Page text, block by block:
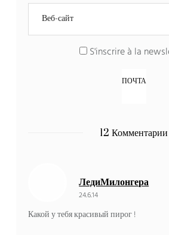
S'inscrire à la
12 Комментарии
ЛедиМилонгера
24.6.14
Какой у тебя красивый пирог !